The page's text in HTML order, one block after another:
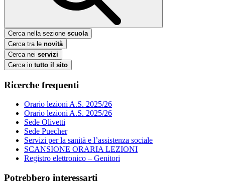
Cerca nella sezione scuola
Cerca tra le novità
Cerca nei servizi
Cerca in tutto il sito
Ricerche frequenti
Orario lezioni A.S. 2025/26
Orario lezioni A.S. 2025/26
Sede Olivetti
Sede Puecher
Servizi per la sanità e l’assistenza sociale
SCANSIONE ORARIA LEZIONI
Registro elettronico – Genitori
Potrebbero interessarti